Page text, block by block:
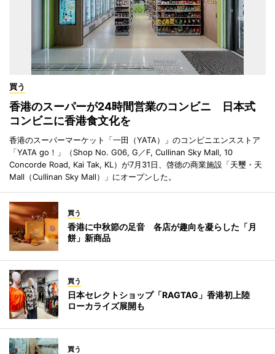
買う
香港のスーパーが24時間営業のコンビニ 日本式
コンビニに香港食文化を
香港のスーパーマーケット「一田（YATA）」のコンビニエンスストア
「YATA go！」（Shop No. G06, G／F, Cullinan Sky Mall, 10
Concorde Road, Kai Tak, KL）が7月31日、啓徳の商業施設「天璽・天
Mall（Cullinan Sky Mall）」にオープンした。
買う
香港に中秋節の足音 各店が趣向を凝らした「月
餅」新商品
買う
日本セレクトショップ「RAGTAG」香港初上陸
ローカライズ展開も
買う